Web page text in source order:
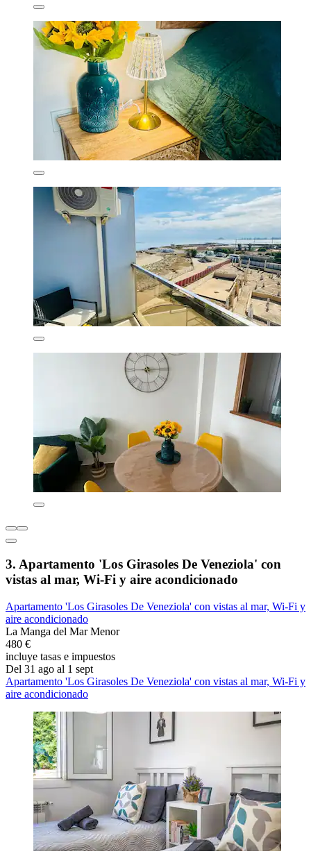
3. Apartamento 'Los Girasoles De Veneziola' con
vistas al mar, Wi-Fi y aire acondicionado
Apartamento 'Los Girasoles De Veneziola' con vistas al mar, Wi-Fi y
aire acondicionado
La Manga del Mar Menor
480 €
incluye tasas e impuestos
Del 31 ago al 1 sept
Apartamento 'Los Girasoles De Veneziola' con vistas al mar, Wi-Fi y
aire acondicionado